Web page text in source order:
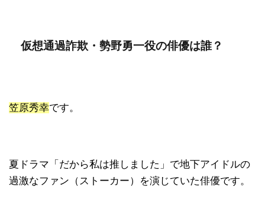
仮想通過詐欺・勢野勇一役の俳優は誰？
笠原秀幸です。
夏ドラマ「だから私は推しました」で地下アイドルの
過激なファン（ストーカー）を演じていた俳優です。